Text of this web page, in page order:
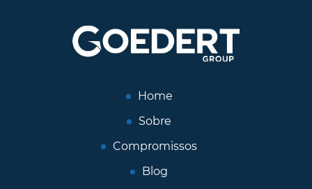
Home
Sobre
Compromissos
Blog